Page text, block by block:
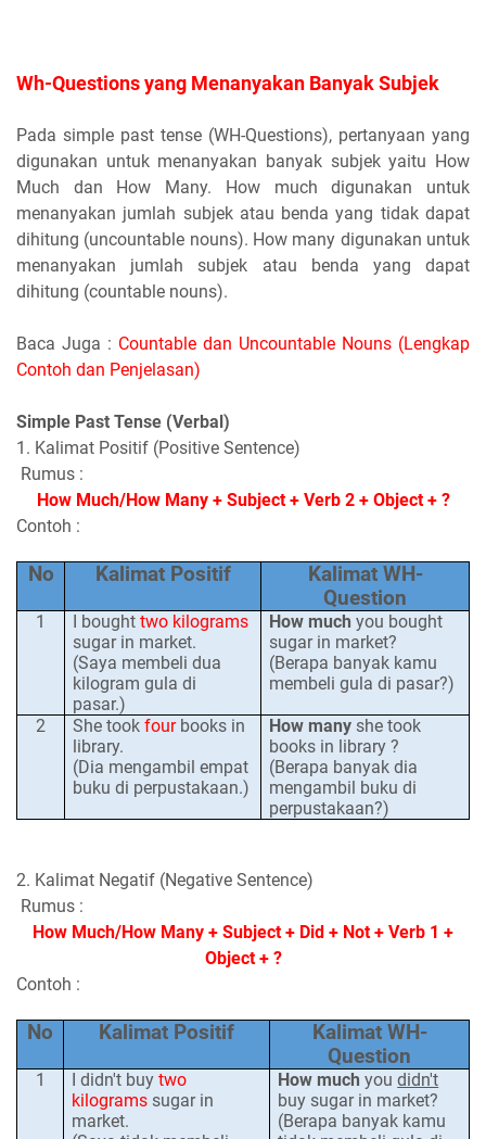
Wh-Questionsyang Menanyakan Banyak Subjek
Pada simple past tense (WH-Questions), pertanyaan yang
digunakan untuk menanyakan banyak subjek yaitu How
Much dan How Many. How much digunakan untuk
menanyakan jumlah subjek atau benda yang tidak dapat
dihitung (uncountable nouns). How many digunakan untuk
menanyakan jumlah subjek atau benda yang dapat
dihitung (countable nouns).
Baca Juga : Countable dan Uncountable Nouns (Lengkap
Contoh dan Penjelasan)
Simple Past Tense (Verbal)
1. Kalimat Positif (Positive Sentence)
Rumus :
How Much/How Many + Subject + Verb 2 + Object + ?
Contoh :
No Kalimat Positif
Kalimat WH-
Question
1 I boughttwo kilograms
sugar in market.
(Saya membeli dua
kilogram gula di
pasar.)
How muchyou bought
sugar in market?
(Berapa banyak kamu
membeli gula di pasar?)
2 She tookfour books in
library.
(Dia mengambil empat
buku di perpustakaan.)
How manyshe took
books in library ?
(Berapa banyak dia
mengambil buku di
perpustakaan?)
2. Kalimat Negatif (Negative Sentence)
Rumus :
How Much/How Many + Subject + Did + Not + Verb 1 +
Object + ?
Contoh :
No Kalimat Positif
Kalimat WH-
Question
1 I didn't buytwo
kilogramssugar in
market.
How muchyoudidn't
buy sugar in market?
(Berapa banyak kamu